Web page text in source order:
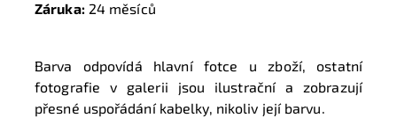
Záruka:24 měsíců
Barva odpovídá hlavní fotce u zboží, ostatní
fotografie v galerii jsou ilustrační a zobrazují
přesné uspořádání kabelky, nikoliv její barvu.